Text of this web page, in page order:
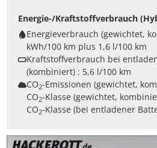
Energie-/Kraftstoffverbrauch
kWh/100 km plus 1,6 l/100 km
Kraftstoffverbrauch bei
(kombiniert) :
5,6 l/100 km
CO2-Emissionen (gewichtet,
CO2
CO2